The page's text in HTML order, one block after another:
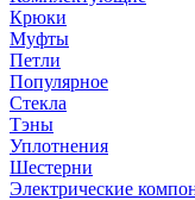
Крюки
Муфты
Петли
Популярное
Стекла
Тэны
Уплотнения
Шестерни
Электрические